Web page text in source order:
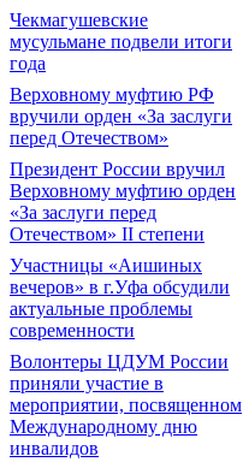
Чекмагушевские
мусульмане подвели итоги
года
Верховному муфтию РФ
вручили орден «За заслуги
перед Отечеством»
Президент России вручил
Верховному муфтию орден
«За заслуги перед
Отечеством» II степени
Участницы «Аишиных
вечеров» в г.Уфа обсудили
актуальные проблемы
современности
Волонтеры ЦДУМ России
приняли участие в
мероприятии, посвященном
Международному дню
инвалидов